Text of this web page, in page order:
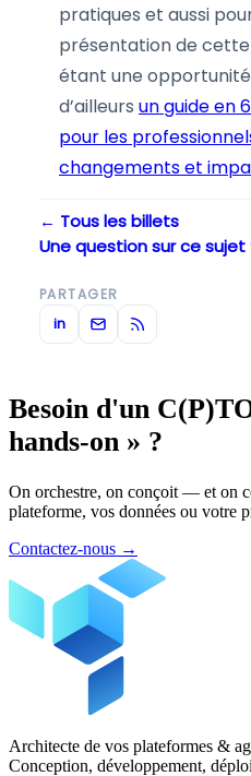
pratiques et aussi
présentation de
étant une
d’ailleurs un guide en
pour les
changements et
← Tous les billets
Une question sur ce sujet
PARTAGER
in
Besoin d'un
hands-on » ?
On orchestre, on conçoit — et on
plateforme, vos données ou votre
Contactez-nous →
Architecte de vos plateformes &
Conception, développement,